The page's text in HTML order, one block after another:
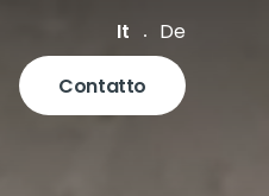
Contatto
It De